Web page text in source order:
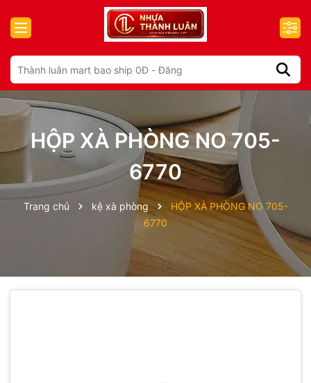
HỘP XÀ PHÒNG NO 705-
6770
Trang chủ kệ xà phòng
HỘP XÀ PHÒNG NO 705-
6770